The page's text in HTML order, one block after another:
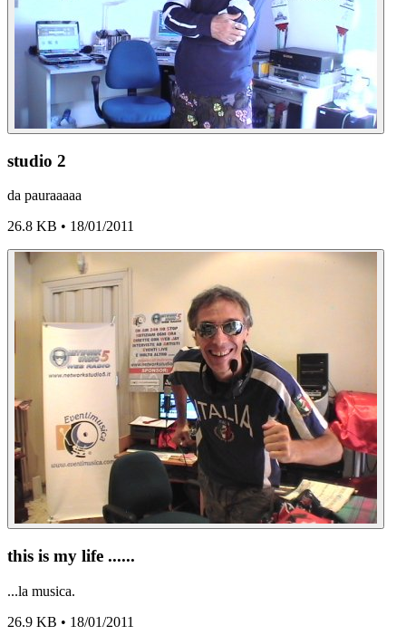
studio 2
da pauraaaaa
26.8 KB • 18/01/2011
this is my life ......
...la musica.
26.9 KB • 18/01/2011